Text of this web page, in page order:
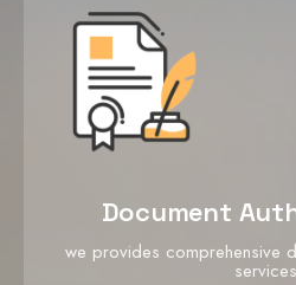
Document
we provides comprehensive
services